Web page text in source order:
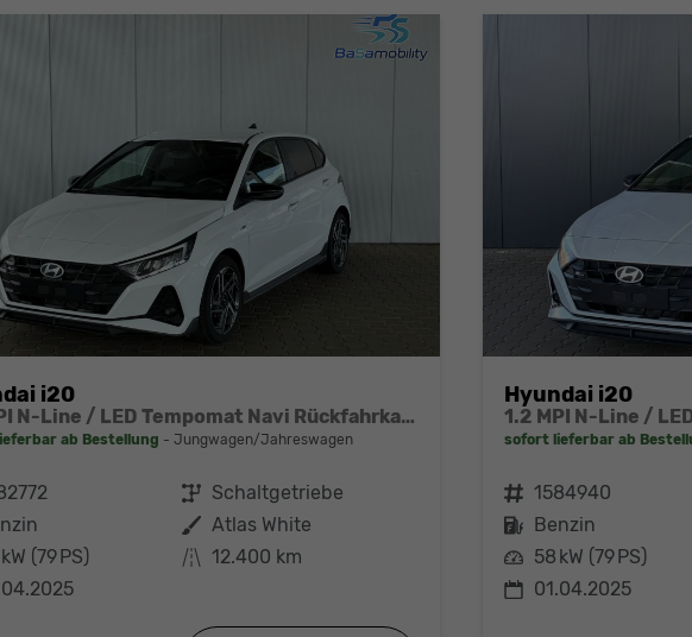
i20
1.2 MPI N-Line / LED Tempomat Navi Rückfahrkamera Alu 17"
ab Bestellung Jungwagen/Jahreswagen
Getriebe Schaltgetriebe
Außenfarbe Atlas White
(79 PS) Kilometerstand 12.400 km
Hyundai i20
sofort lieferbar ab
Fahrzeugnr. 1584940
Kraftstoff
Benzin
Leistung 58 kW (79 PS)
01.04.2025